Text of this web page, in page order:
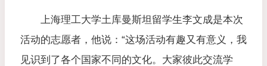
上海理工大学土库曼斯坦留学生李文成是本次
活动的志愿者，他说：“这场活动有趣又有意义，我
见识到了各个国家不同的文化。大家彼此交流学